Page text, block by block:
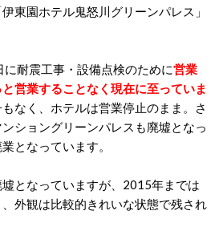
東園ホテル鬼怒川グリーンパレス」
耐震工事・設備点検のために営業
営業することなく現在に至っていま
なく、ホテルは営業停止のまま。さ
ショングリーンパレスも廃墟となっ
となっています。
となっていますが、2015年までは
外観は比較的きれいな状態で残され